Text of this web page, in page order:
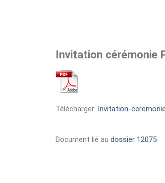
Invitation cérémonie
Télécharger: Invitation-
Document lié au dossier 12075